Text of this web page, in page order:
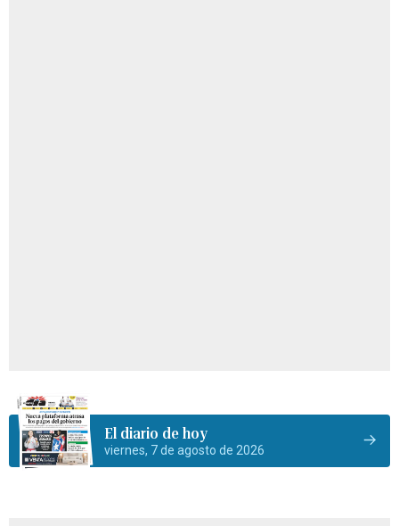
El diario de hoy
viernes, 7 de agosto de 2026